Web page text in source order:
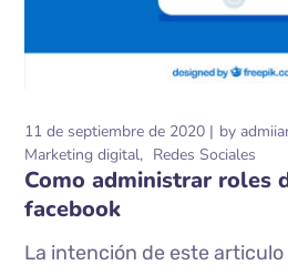
11 de septiembre de 2020 by
Marketing digital
Redes Sociales
Como administrar roles
facebook
La intención de este